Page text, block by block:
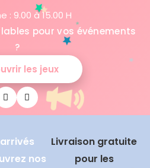
: 9.00 à 15.00 H
pour vos événements
?
les jeux
nos
Livraison gratuite
pour les